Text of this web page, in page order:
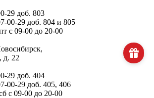
29 доб. 803
00-29 доб. 804 и 805
с 09-00 до 20-00
д. 22
29 доб. 404
00-29 доб. 405, 406
с 09-00 до 20-00